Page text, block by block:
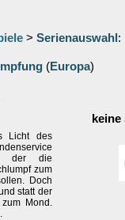
> Serienauswahl :
(Europa)
Licht des
der die
zum
Doch
statt der
Mond.